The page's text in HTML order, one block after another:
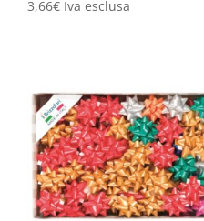
3,66€ Iva esclusa